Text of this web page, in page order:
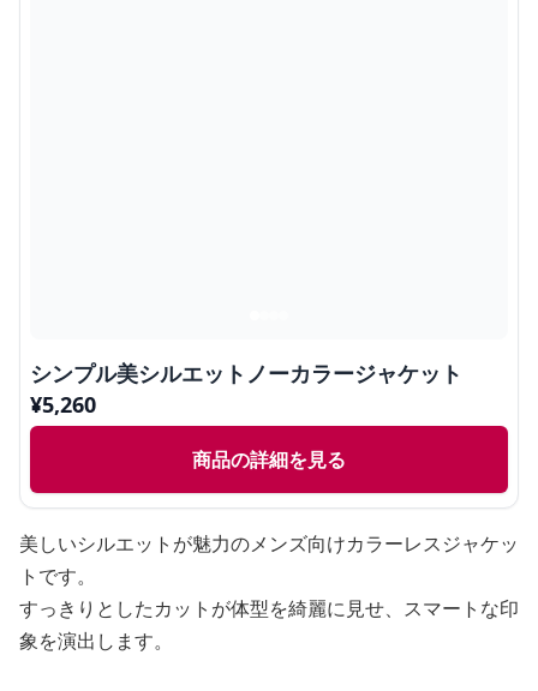
シンプル美シルエットノーカラージャケット
¥5,260
商品の詳細を見る
美しいシルエットが魅力のメンズ向けカラーレスジャケッ
トです。
すっきりとしたカットが体型を綺麗に見せ、スマートな印
象を演出します。